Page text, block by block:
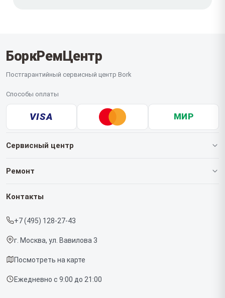
БоркРемЦентр
Постгарантийный сервисный центр Bork
Способы оплаты
VISA МИР
Сервисный центр
О нашем сервисе
Срочный ремонт
Доставка и способы оплаты
Диагностика
Контакты
Ремонт
Роботов-пылесосов
Контакты
+7 (495) 128-27-43
г. Москва, ул. Вавилова 3
Посмотреть на карте
Ежедневно с 9:00 до 21:00